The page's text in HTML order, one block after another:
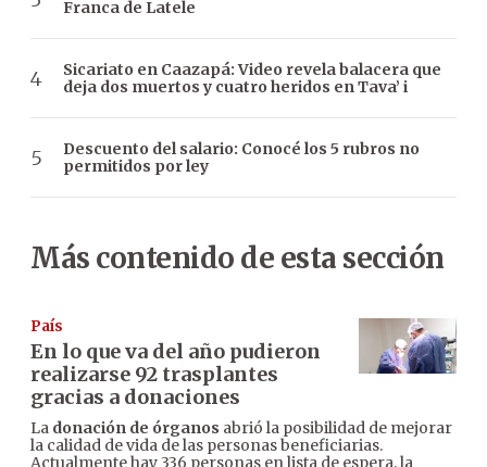
Franca de Latele
Sicariato en Caazapá: Video revela balacera que
deja dos muertos y cuatro heridos en Tava’ i
Descuento del salario: Conocé los 5 rubros no
permitidos por ley
Más contenido de esta sección
País
En lo que va del año pudieron
realizarse 92 trasplantes
gracias a donaciones
La donación de órganos abrió la posibilidad de mejorar
la calidad de vida de las personas beneficiarias.
Actualmente hay 336 personas en lista de espera, la